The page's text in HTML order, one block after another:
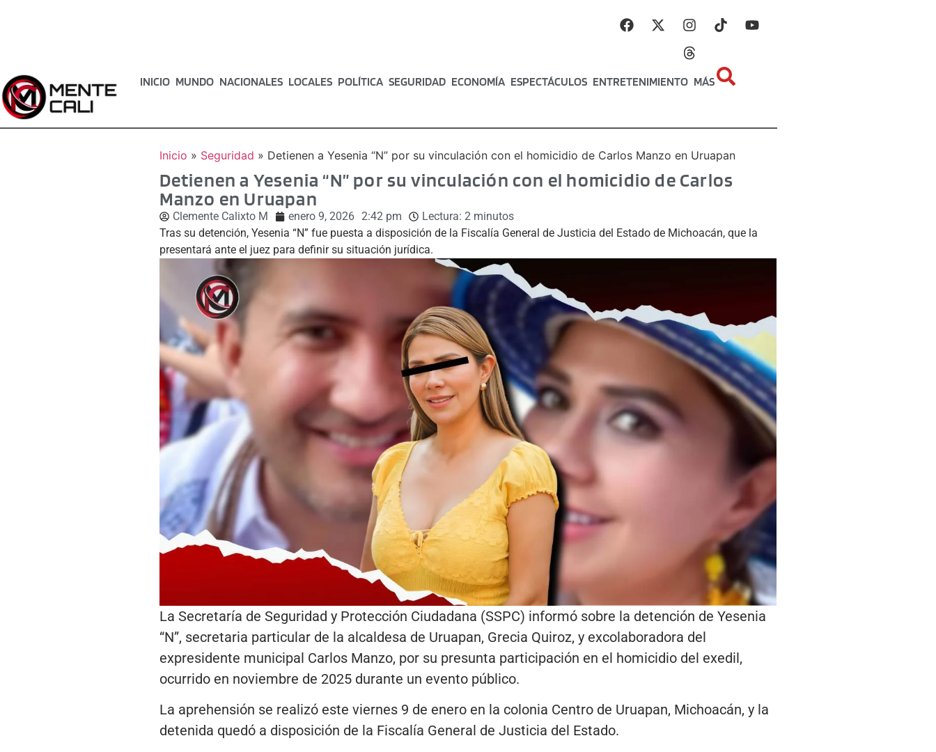
INICIO MUNDO NACIONALES LOCALES POLÍTICA SEGURIDAD ECONOMÍA ESPECTÁCULOS ENTRETENIMIENTO MÁS
Inicio » Seguridad » Detienen a Yesenia “N” por su vinculación con el homicidio de Carlos Manzo en Uruapan
Detienen a Yesenia “N” por su vinculación con el homicidio de Carlos
Manzo en Uruapan
Clemente Calixto M enero 9, 2026 2:42 pm Lectura: 2 minutos
Tras su detención, Yesenia “N” fue puesta a disposición de la Fiscalía General de Justicia del Estado de Michoacán, que la
presentará ante el juez para definir su situación jurídica.
La Secretaría de Seguridad y Protección Ciudadana (SSPC) informó sobre la detención de Yesenia
“N”, secretaria particular de la alcaldesa de Uruapan, Grecia Quiroz, y excolaboradora del
expresidente municipal Carlos Manzo, por su presunta participación en el homicidio del exedil,
ocurrido en noviembre de 2025 durante un evento público.
La aprehensión se realizó este viernes 9 de enero en la colonia Centro de Uruapan, Michoacán, y la
detenida quedó a disposición de la Fiscalía General de Justicia del Estado.